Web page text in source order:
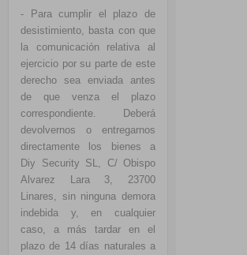
- Para cumplir el plazo de
desistimiento, basta con que
la comunicación relativa al
ejercicio por su parte de este
derecho sea enviada antes
de que venza el plazo
correspondiente. Deberá
devolvernos o entregarnos
directamente los bienes a
Diy Security SL, C/ Obispo
Alvarez Lara 3, 23700
Linares, sin ninguna demora
indebida y, en cualquier
caso, a más tardar en el
plazo de 14 días naturales a